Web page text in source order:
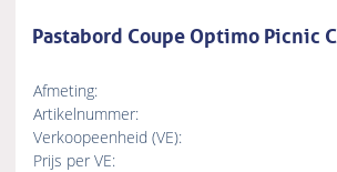
Pastabord Coupe Optimo Picnic
Afmeting:
Artikelnummer:
Verkoopeenheid (VE):
Prijs per VE: